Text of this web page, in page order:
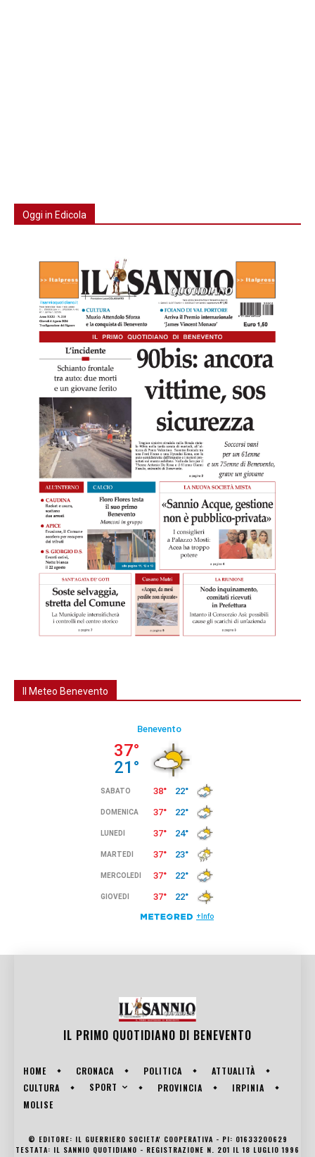
Oggi in Edicola
Il Meteo Benevento
IL PRIMO QUOTIDIANO DI BENEVENTO
HOME CRONACA POLITICA
ATTUALITÀ
CULTURA
SPORT PROVINCIA
IRPINIA
MOLISE
© EDITORE: IL GUERRIERO SOCIETA' COOPERATIVA - PI: 01633200629
TESTATA: IL SANNIO QUOTIDIANO - REGISTRAZIONE N. 201 IL 18 LUGLIO 1996